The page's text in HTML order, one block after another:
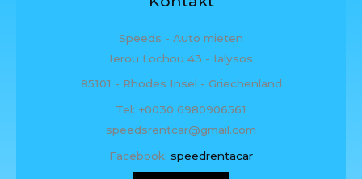
Speeds - Auto mieten
Ierou Lochou 43 - Ialysos
85101 - Rhodes Insel - Griechenland
Tel: +0030 6980906561
speedsrentcar@gmail.com
Facebook: speedrentacar